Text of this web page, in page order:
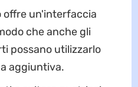
offre un'interfaccia
che anche gli
possano utilizzarlo
aggiuntiva.